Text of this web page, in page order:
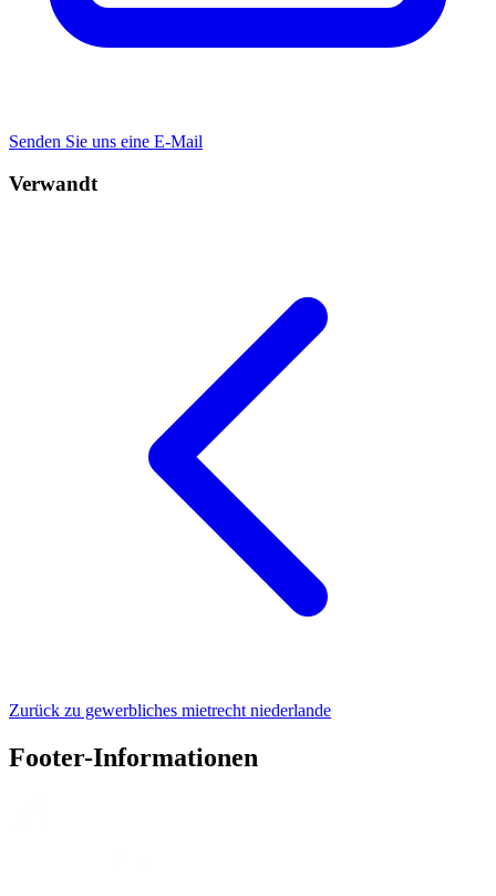
Senden Sie uns eine E-Mail
Verwandt
Zurück zu gewerbliches mietrecht niederlande
Footer-Informationen